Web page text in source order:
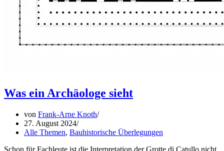
Was ein Archäologe sieht
von Frank-Arne Knoth
27. August 2024
Alle Themen, Bauhistorische Überlegungen
Schon für Fachleute ist die Interpretation der Grotte di Catullo nicht